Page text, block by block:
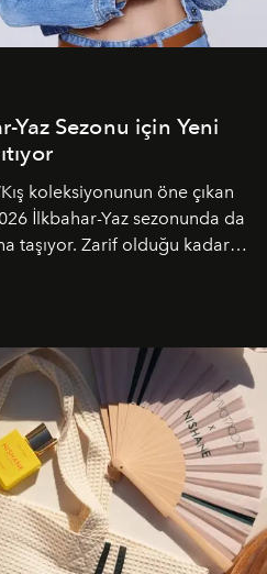
Yaz Sezonu için Yeni
koleksiyonunun öne çıkan
İlkbahar-Yaz sezonunda da
taşıyor. Zarif olduğu kadar